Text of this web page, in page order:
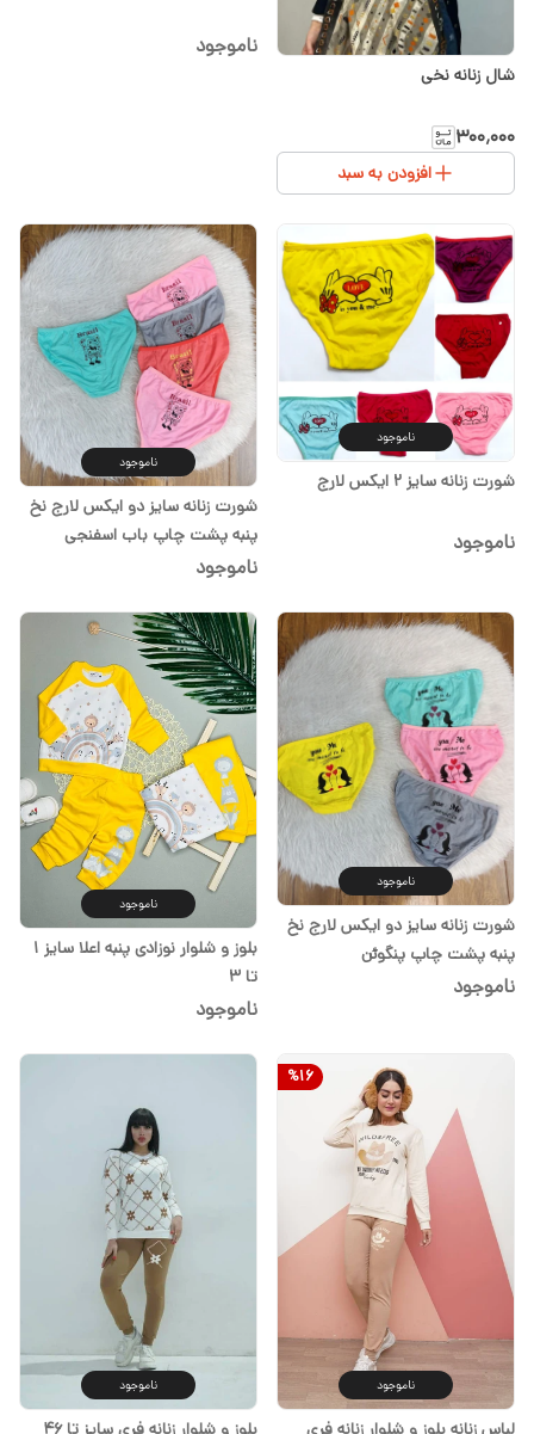
شال زنانه نخی
۳۰۰٬۰۰۰
افزودن به سبد
ناموجود
ناموجود
شورت زنانه سایز ۲ ایکس لارج
ناموجود
ناموجود
شورت زنانه سایز دو ایکس لارج نخ
پنبه پشت چاپ باب اسفنجی
ناموجود
ناموجود
شورت زنانه سایز دو ایکس لارج نخ
پنبه پشت چاپ پنگوئن
ناموجود
ناموجود
بلوز و شلوار نوزادی پنبه اعلا سایز ۱
تا ۳
ناموجود
%16
ناموجود
لباس زنانه بلوز و شلوار زنانه فری
ناموجود
بلوز و شلوار زنانه فری سایز تا ۴۶